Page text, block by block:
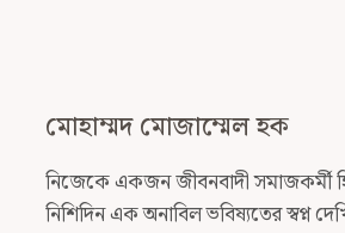
মোহাম্মদ মোজাম্মেল হক
নিজেকে একজন জীবনবাদী সমাজকর্মী
নিশিদিন এক অনাবিল ভবিষ্যতের স্বপ্ন